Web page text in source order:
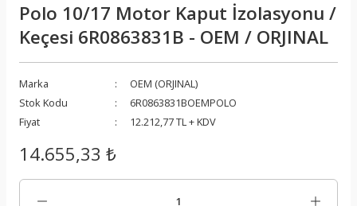
Polo 10/17 Motor Kaput İzolasyonu /
Keçesi 6R0863831B - OEM / ORJINAL
Marka
OEM (ORJINAL)
Stok Kodu
6R0863831BOEMPOLO
Fiyat
12.212,77 TL + KDV
14.655,33 ₺